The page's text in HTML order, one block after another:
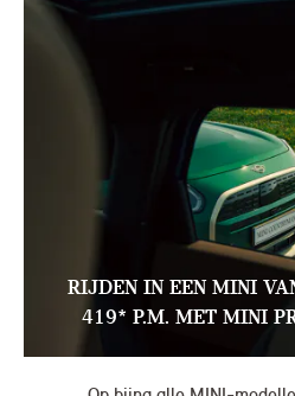
RIJDEN IN EEN MINI
419* P.M. MET MINI